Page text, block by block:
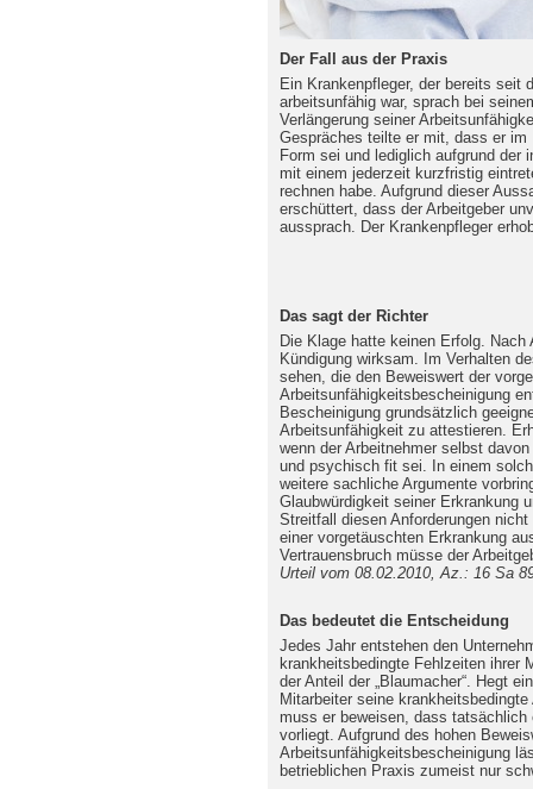
Der Fall aus der Praxis
Ein Krankenpfleger, der bereits seit
arbeitsunfähig war, sprach bei
Verlängerung seiner
Gespräches teilte er mit, dass er
Form sei und lediglich aufgrund der
mit einem jederzeit kurzfristig
rechnen habe. Aufgrund dieser
erschüttert, dass der Arbeitgeber
aussprach. Der Krankenpfleger
Das sagt der Richter
Die Klage hatte keinen Erfolg.
Kündigung wirksam. Im Verhalten
sehen, die den Beweiswert der
Arbeitsunfähigkeitsbescheinigung
Bescheinigung grundsätzlich
Arbeitsunfähigkeit zu attestieren.
wenn der Arbeitnehmer selbst
und psychisch fit sei. In einem
weitere sachliche Argumente
Glaubwürdigkeit seiner Erkrankung
Streitfall diesen Anforderungen
einer vorgetäuschten Erkrankung
Vertrauensbruch müsse der
Urteil vom 08.02.2010, Az.: 16 Sa
Das bedeutet die Entscheidung
Jedes Jahr entstehen den
krankheitsbedingte Fehlzeiten ihrer
der Anteil der „Blaumacher“. Hegt
Mitarbeiter seine
muss er beweisen, dass
vorliegt. Aufgrund des hohen
Arbeitsunfähigkeitsbescheinigung
betrieblichen Praxis zumeist nur